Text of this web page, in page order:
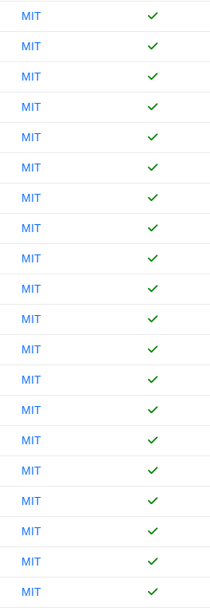
MIT
MIT
MIT
MIT
MIT
MIT
MIT
MIT
MIT
MIT
MIT
MIT
MIT
MIT
MIT
MIT
MIT
MIT
MIT
MIT